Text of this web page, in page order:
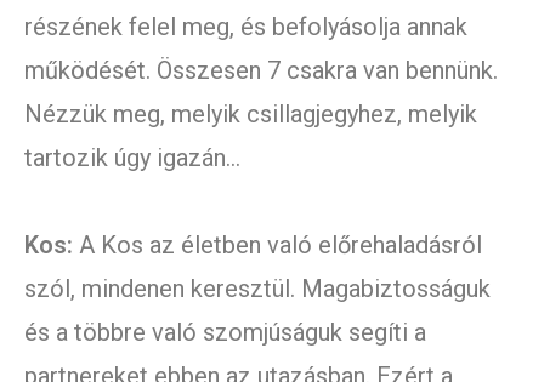
részének felel meg, és befolyásolja annak
működését. Összesen 7 csakra van bennünk.
Nézzük meg, melyik csillagjegyhez, melyik
tartozik úgy igazán…
Kos: A Kos az életben való előrehaladásról
szól, mindenen keresztül. Magabiztosságuk
és a többre való szomjúságuk segíti a
partnereket ebben az utazásban. Ezért a